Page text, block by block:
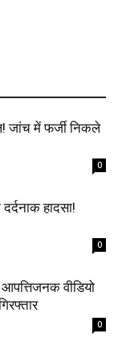
जांच में फर्जी निकले
0
हादसा!
0
वीडियो
0